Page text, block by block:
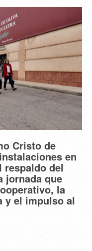
Cristo de
en
respaldo del
jornada que
la
y el impulso al